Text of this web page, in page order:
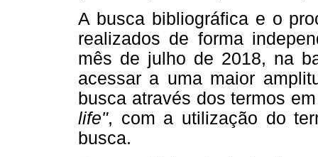
A busca bibliográfica e o
realizados de forma
mês de julho de 2018, na
acessar a uma maior
busca através dos termos
life", com a utilização do
busca.